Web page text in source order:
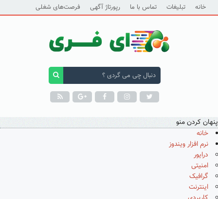
خانه تبلیغات تماس با ما رپورتاژ آگهی فرصت‌های شغلی
پنهان کردن منو
خانه
نرم افزار ویندوز
درایور
امنیتی
گرافیک
اینترنت